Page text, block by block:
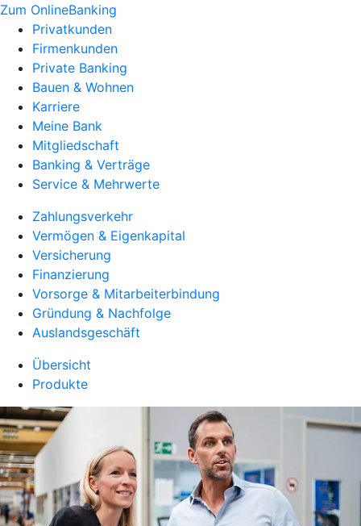
Zum OnlineBanking
Privatkunden
Firmenkunden
Private Banking
Bauen & Wohnen
Karriere
Meine Bank
Mitgliedschaft
Banking & Verträge
Service & Mehrwerte
Zahlungsverkehr
Vermögen & Eigenkapital
Versicherung
Finanzierung
Vorsorge & Mitarbeiterbindung
Gründung & Nachfolge
Auslandsgeschäft
Übersicht
Produkte